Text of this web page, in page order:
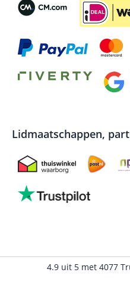
Lidmaatschappen,
4.9uit 5met 4077